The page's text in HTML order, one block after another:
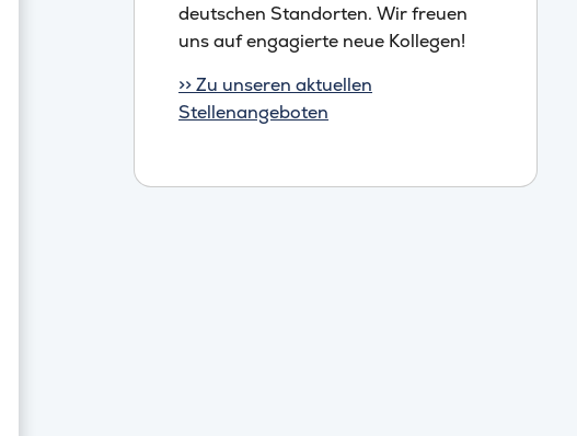
deutschen Standorten. Wir freuen
uns auf engagierte neue Kollegen!
>> Zu unseren aktuellen
Stellenangeboten